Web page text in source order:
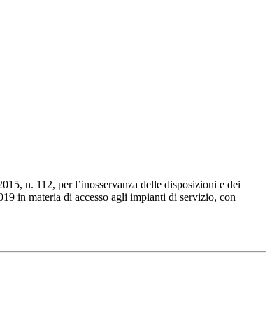
n. 112, per l’inosservanza delle disposizioni e dei
in materia di accesso agli impianti di servizio, con